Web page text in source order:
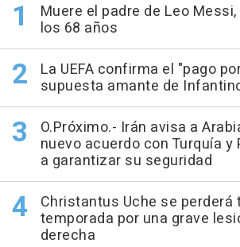
Muere el padre de Leo
los 68 años
La UEFA confirma el "pago
supuesta amante de
O.Próximo.- Irán avisa a
nuevo acuerdo con Turquía y
a garantizar su seguridad
Christantus Uche se perderá
temporada por una grave
derecha